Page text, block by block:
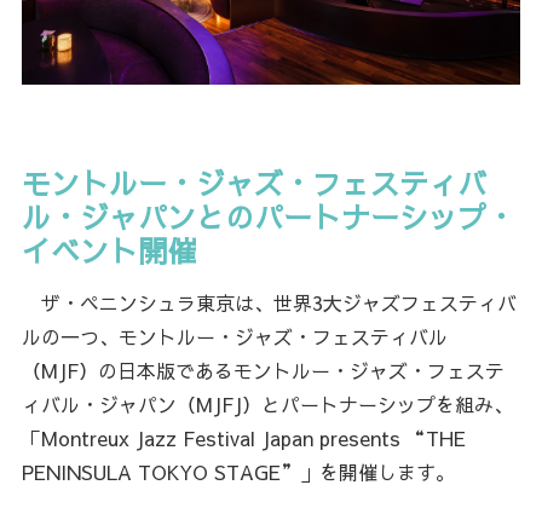
モントルー・ジャズ・フェスティバ
ル・ジャパンとのパートナーシップ・
イベント開催
ザ・ペニンシュラ東京は、世界3大ジャズフェスティバ
ルの一つ、モントルー・ジャズ・フェスティバル
（MJF）の日本版であるモントルー・ジャズ・フェステ
ィバル・ジャパン（MJFJ）とパートナーシップを組み、
「Montreux Jazz Festival Japan presents “THE
PENINSULA TOKYO STAGE”」を開催します。